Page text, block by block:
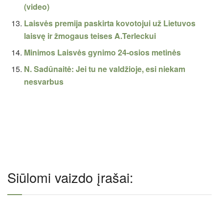
(video)
Laisvės premija paskirta kovotojui už Lietuvos
laisvę ir žmogaus teises A.Terleckui
Minimos Laisvės gynimo 24-osios metinės
N. Sadūnaitė: Jei tu ne valdžioje, esi niekam
nesvarbus
Siūlomi vaizdo įrašai: